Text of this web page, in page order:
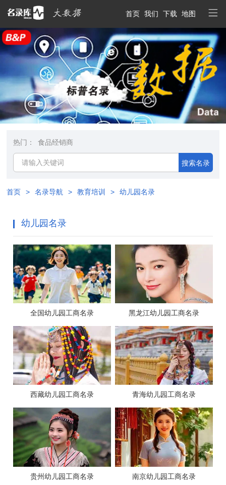
首页 我们 下载 地图
热门： 食品经销商
搜索名录
首页 > 名录导航 > 教育培训 > 幼儿园名录
幼儿园名录
全国幼儿园工商名录 黑龙江幼儿园工商名录
西藏幼儿园工商名录 青海幼儿园工商名录
贵州幼儿园工商名录 南京幼儿园工商名录